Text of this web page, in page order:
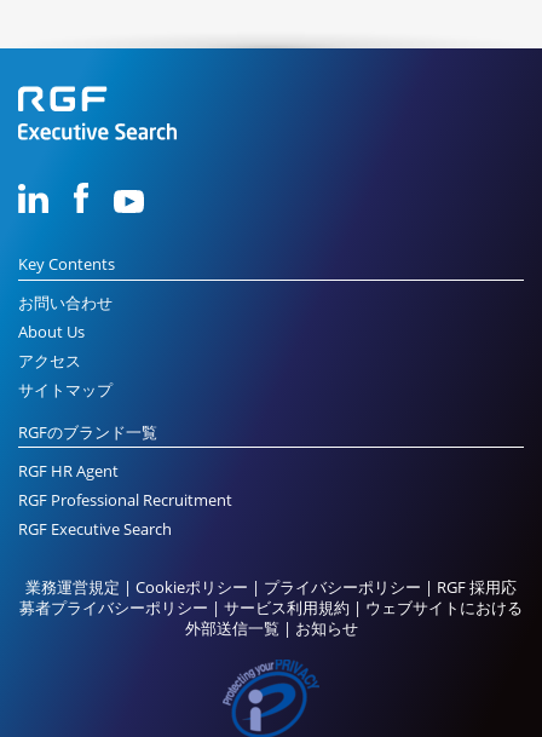
Key Contents
お問い合わせ
About Us
アクセス
サイトマップ
RGFのブランド一覧
RGF HR Agent
RGF Professional Recruitment
RGF Executive Search
業務運営規定 | Cookieポリシー | プライバシーポリシー | RGF 採用応
募者プライバシーポリシー | サービス利用規約 | ウェブサイトにおける
外部送信一覧 | お知らせ